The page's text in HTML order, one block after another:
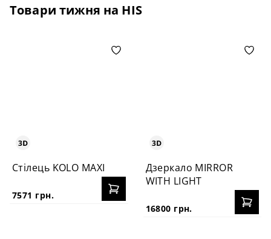
Товари тижня на HIS
Стілець KOLO MAXI
7571 грн.
Дзеркало MIRROR
WITH LIGHT
16800 грн.